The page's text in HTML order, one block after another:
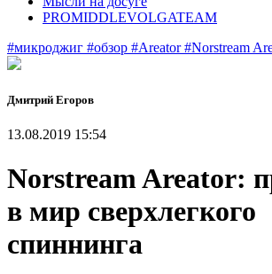
PROMIDDLEVOLGATEAM
#микроджиг #обзор #Areator#Norstream
Дмитрий Егоров
13.08.2019 15:54
Norstream Areator:
в мир сверхлегкого
спиннинга